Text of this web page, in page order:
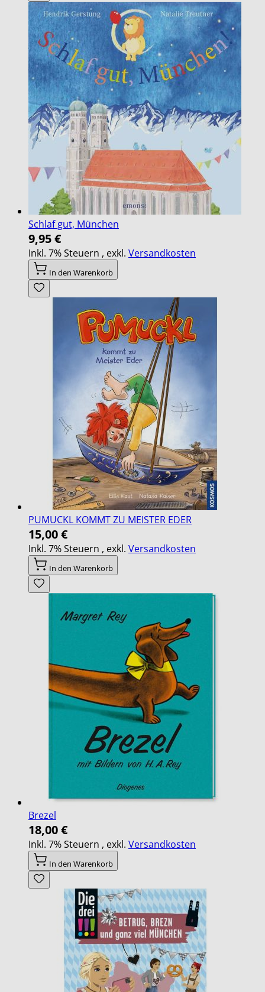
Schlaf gut, München
9,95 €
Inkl. 7% Steuern , exkl. Versandkosten
In den Warenkorb
PUMUCKL KOMMT ZU MEISTER EDER
15,00 €
Inkl. 7% Steuern , exkl. Versandkosten
In den Warenkorb
Brezel
18,00 €
Inkl. 7% Steuern , exkl. Versandkosten
In den Warenkorb